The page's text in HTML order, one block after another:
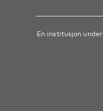
En institusjon under